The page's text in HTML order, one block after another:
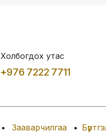
Холбогдох утас
+976 7222 7711
• Зааварчилгаа •